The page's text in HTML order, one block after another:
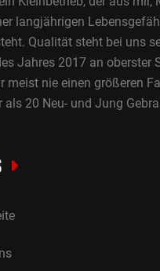
langjährigen
Qualität steht bei uns
Jahres 2017 an oberster
meist nie einen größeren
als 20 Neu- und Jung